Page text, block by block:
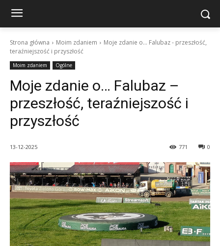
Strona główna Moim zdaniem
Moje zdanie o... Falubaz - przeszłość,
teraźniejszość i przyszłość
Moim zdaniem Ogólne
Moje zdanie o… Falubaz –
przeszłość, teraźniejszość i
przyszłość
13-12-2025 0
771